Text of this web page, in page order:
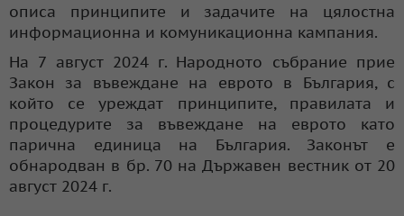
описа принципите и задачите на цялостна
информационна и комуникационна кампания.
На 7 август 2024 г. Народното събрание прие
Закон за въвеждане на еврото в България, с
който се уреждат принципите, правилата и
процедурите за въвеждане на еврото като
парична единица на България. Законът е
обнародван в бр. 70 на Държавен вестник от 20
август 2024 г.